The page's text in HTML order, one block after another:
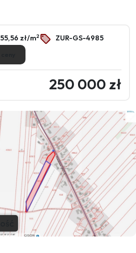
55,56 zł/m2 ZUR-GS-4985
250 000 zł